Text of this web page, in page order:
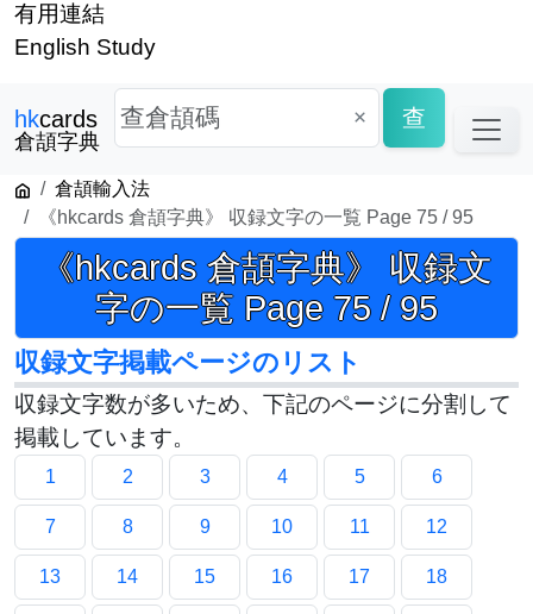
有用連結
English Study
hkcards
倉頡字典
× 查
倉頡輸入法
《hkcards 倉頡字典》 収録文字の一覧 Page 75 / 95
《hkcards 倉頡字典》 収録文
字の一覧 Page 75 / 95
収録文字掲載ページのリスト
収録文字数が多いため、下記のページに分割して
掲載しています。
1 2 3 4 5 6
7 8 9 10 11 12
13 14 15 16 17 18